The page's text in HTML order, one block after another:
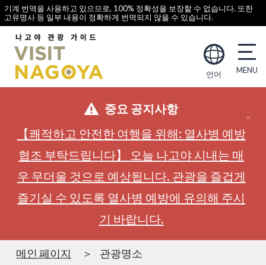
기계 번역을 사용하고 있으므로, 100% 정확성을 보장할 수 없습니다. 또한
고유명사 등 일부 내용이 정확하게 번역되지 않을 수 있습니다.
언어
중요 공지사항
【쾌적하고 안전한 여행을 위해: 열사병 예방
협조 부탁드립니다】 오늘 나고야 시내는 매
우 무더울 것으로 예상됩니다. 관광을 즐겁게
즐기실 수 있도록 열사병 예방에 유의해 주시
기 바랍니다.
메인 페이지 관광명소